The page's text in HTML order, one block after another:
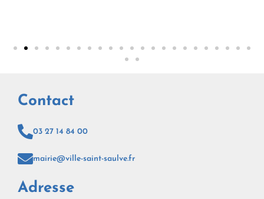
Printemps 2026 | N°42
Contact
03 27 14 84 00
mairie@ville-saint-saulve.fr
Adresse